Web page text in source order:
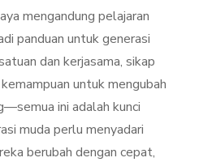
mengandung pelajaran
panduan untuk generasi
dan kerjasama, sikap
untuk mengubah
ini adalah kunci
muda perlu menyadari
berubah dengan cepat,